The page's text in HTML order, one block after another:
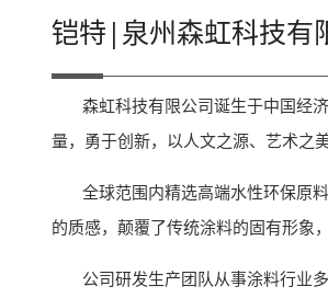
铠特|泉州森虹科技有
森虹科技有限公司诞生于中国经济
量，勇于创新，以人文之源、艺术之
全球范围内精选高端水性环保原料
的质感，颠覆了传统涂料的固有形象
公司研发生产团队从事涂料行业多